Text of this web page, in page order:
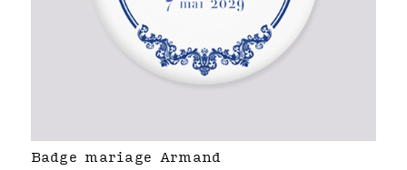
Badge mariage Armand